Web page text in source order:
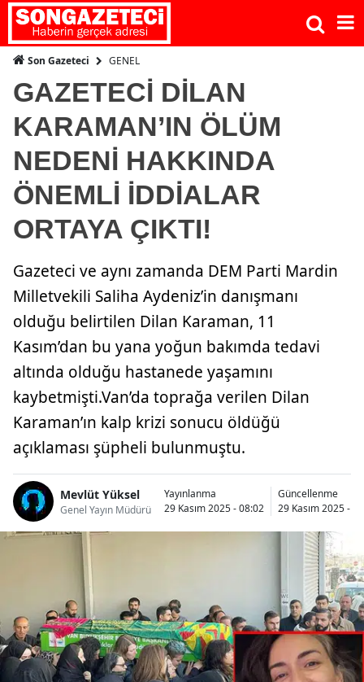
Son Gazeteci GENEL
GAZETECİ DİLAN
KARAMAN’IN ÖLÜM
NEDENİ HAKKINDA
ÖNEMLİ İDDİALAR
ORTAYA ÇIKTI!
Gazeteci ve aynı zamanda DEM Parti Mardin
Milletvekili Saliha Aydeniz’in danışmanı
olduğu belirtilen Dilan Karaman, 11
Kasım’dan bu yana yoğun bakımda tedavi
altında olduğu hastanede yaşamını
kaybetmişti.Van’da toprağa verilen Dilan
Karaman’ın kalp krizi sonucu öldüğü
açıklaması şüpheli bulunmuştu.
Mevlüt Yüksel
Genel Yayın Müdürü
Yayınlanma
29 Kasım 2025 - 08:02
Güncellenme
29 Kasım 2025 -